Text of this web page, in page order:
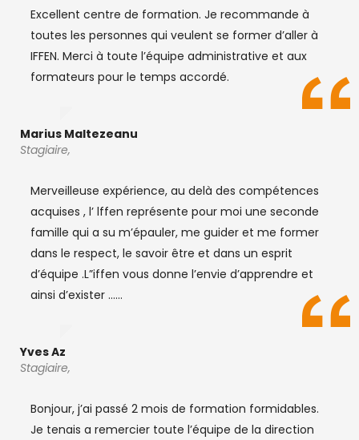
Excellent centre de formation. Je recommande à
toutes les personnes qui veulent se former d’aller à
IFFEN. Merci à toute l’équipe administrative et aux
formateurs pour le temps accordé.
Marius Maltezeanu
Stagiaire,
Merveilleuse expérience, au delà des compétences
acquises , l’ lffen représente pour moi une seconde
famille qui a su m’épauler, me guider et me former
dans le respect, le savoir être et dans un esprit
d’équipe .L”iffen vous donne l’envie d’apprendre et
ainsi d’exister ……
Yves Az
Stagiaire,
Bonjour, j’ai passé 2 mois de formation formidables.
Je tenais a remercier toute l’équipe de la direction